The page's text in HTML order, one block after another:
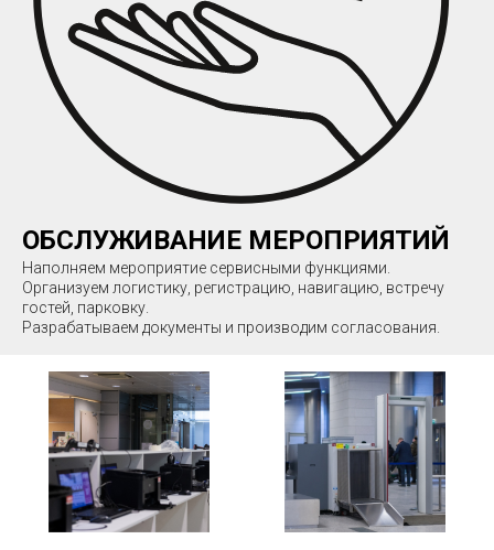
ОБСЛУЖИВАНИЕ МЕРОПРИЯТИЙ
Наполняем мероприятие сервисными функциями.
Организуем логистику, регистрацию, навигацию, встречу
гостей, парковку.
Разрабатываем документы и производим согласования.